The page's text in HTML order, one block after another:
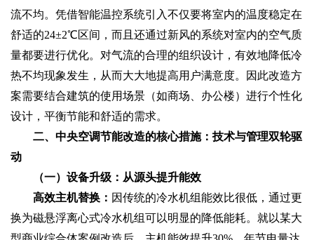
流不均。凭借智能温控系统引入不仅要将室内的温度稳定在
舒适的24±2℃区间，而且还通过新风的系统对室内的空气质
量都要进行优化。对气流的合理的组织设计，有效地降低冷
热不均现象发生，从而大大地提高用户满意度。因此改造方
案需要结合建筑的使用场景（如商场、办公楼）进行个性化
设计，平衡节能和舒适的需求。
二、中央空调节能改造的核心措施：技术与管理双轮驱
动
（一）设备升级：从源头提升能效
高效主机替换： 因传统的冷水机组能效比很低，通过更
换为磁悬浮离心式冷水机组可以明显的降低能耗。就以某大